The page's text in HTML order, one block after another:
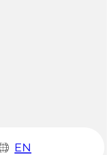
EN